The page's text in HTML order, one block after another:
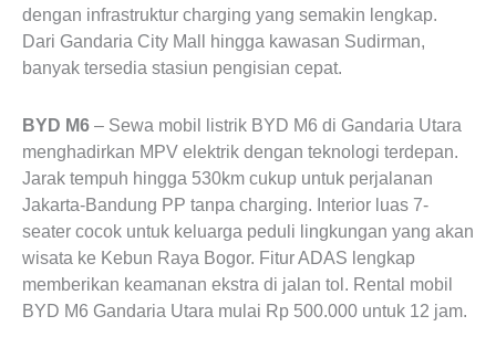
dengan infrastruktur charging yang semakin lengkap.
Dari Gandaria City Mall hingga kawasan Sudirman,
banyak tersedia stasiun pengisian cepat.
BYD M6 – Sewa mobil listrik BYD M6 di Gandaria Utara
menghadirkan MPV elektrik dengan teknologi terdepan.
Jarak tempuh hingga 530km cukup untuk perjalanan
Jakarta-Bandung PP tanpa charging. Interior luas 7-
seater cocok untuk keluarga peduli lingkungan yang akan
wisata ke Kebun Raya Bogor. Fitur ADAS lengkap
memberikan keamanan ekstra di jalan tol. Rental mobil
BYD M6 Gandaria Utara mulai Rp 500.000 untuk 12 jam.